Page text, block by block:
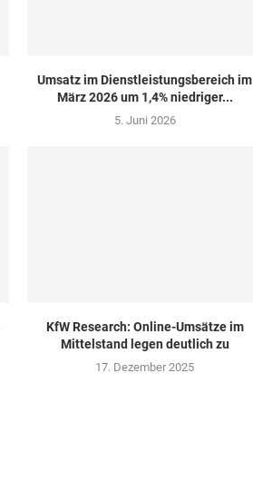
Umsatz im Dienstleistungsbereich im
März 2026 um 1,4% niedriger...
5. Juni 2026
KfW Research: Online-Umsätze im
Mittelstand legen deutlich zu
17. Dezember 2025